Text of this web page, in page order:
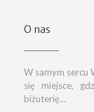
O nas
W samym sercu
się miejsce,
biżuterię...